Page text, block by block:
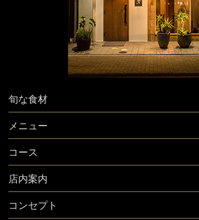
旬な食材
メニュー
コース
店内案内
コンセプト